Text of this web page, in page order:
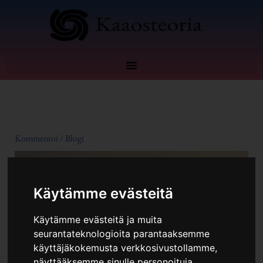
Käytämme evästeitä
Käytämme evästeitä ja muita
seurantateknologioita parantaaksemme
käyttäjäkokemusta verkkosivustollamme,
Kommentoi / Blogi